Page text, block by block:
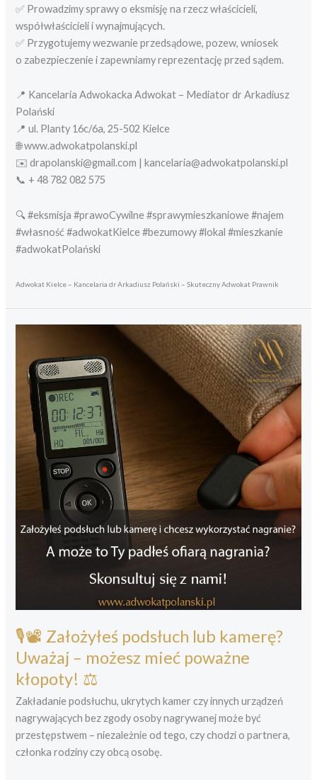
✅ Prowadzimy sprawy o eksmisję na rzecz właścicieli,
współwłaścicieli i wynajmujących.
✅ Przygotujemy wezwanie przedsądowe, pozew, wniosek
o zabezpieczenie i zapewniamy reprezentację przed sądem.
📍 Kancelaria Adwokacka Adwokat – Mediator dr Arkadiusz
Polański
📍 ul. Planty 16c/6a, 25-502 Kielce
🌐 www.adwokatpolanski.pl
✉️ drapolanski@gmail.com | kancelaria@adwokatpolanski.pl
📞 + 48 782 082 575
🔍 #eksmisja #prawoCywilne #sprawymieszkaniowe #najem
#własność #adwokatKielce #bezumowy #lokal #mieszkanie
#adwokatPolański
Adwokat Kielce – Kancelaria dr Arkadiusz Polański – Skuteczny Adwokat Prawnik
🎙️📽️ Założyłeś podsłuch lub kamerę?
Uważaj – możesz mieć poważne
kłopoty! ⚖️
Zakładanie podsłuchu, ukrytych kamer czy innych urządzeń
nagrywających bez zgody osoby nagrywanej może być
przestępstwem – niezależnie od tego, czy chodzi o partnera,
członka rodziny czy obcą osobę.